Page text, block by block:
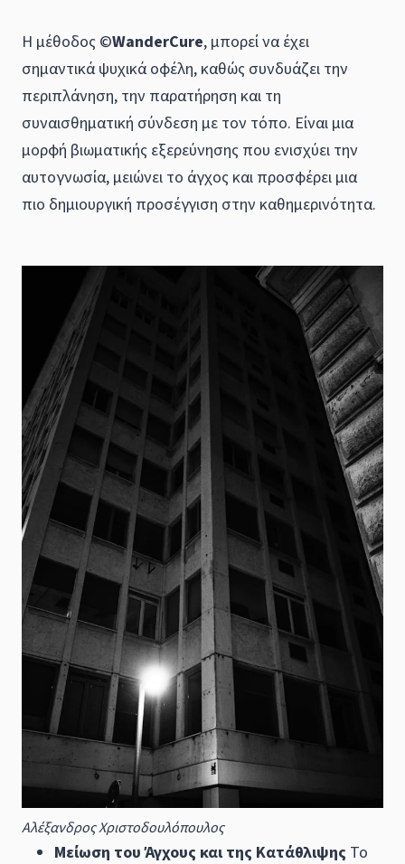
Η μέθοδος ©WanderCure, μπορεί να έχει
σημαντικά ψυχικά οφέλη, καθώς συνδυάζει την
περιπλάνηση, την παρατήρηση και τη
συναισθηματική σύνδεση με τον τόπο. Είναι μια
μορφή βιωματικής εξερεύνησης που ενισχύει την
αυτογνωσία, μειώνει το άγχος και προσφέρει μια
πιο δημιουργική προσέγγιση στην καθημερινότητα.
Αλέξανδρος Χριστοδουλόπουλος
Μείωση του Άγχους και της Κατάθλιψης Το